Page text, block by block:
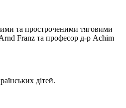
та простроченими тяговими
Franz та професор д-р Achim
дітей.